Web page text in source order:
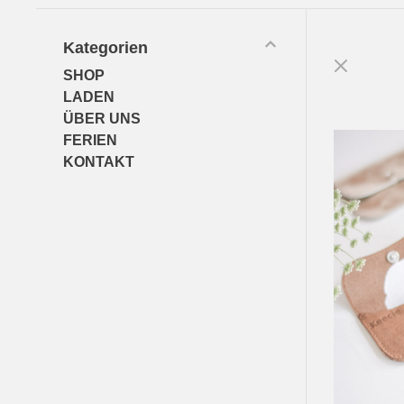
Kategorien
SHOP
LADEN
ÜBER UNS
FERIEN
KONTAKT